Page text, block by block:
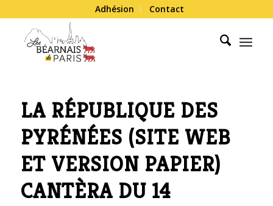
Adhésion Contact
LA RÉPUBLIQUE DES
PYRÉNÉES (SITE WEB
ET VERSION PAPIER)
CANTÈRA DU 14